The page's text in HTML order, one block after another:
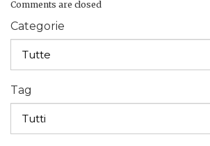
Comments are closed
Categorie
Tag